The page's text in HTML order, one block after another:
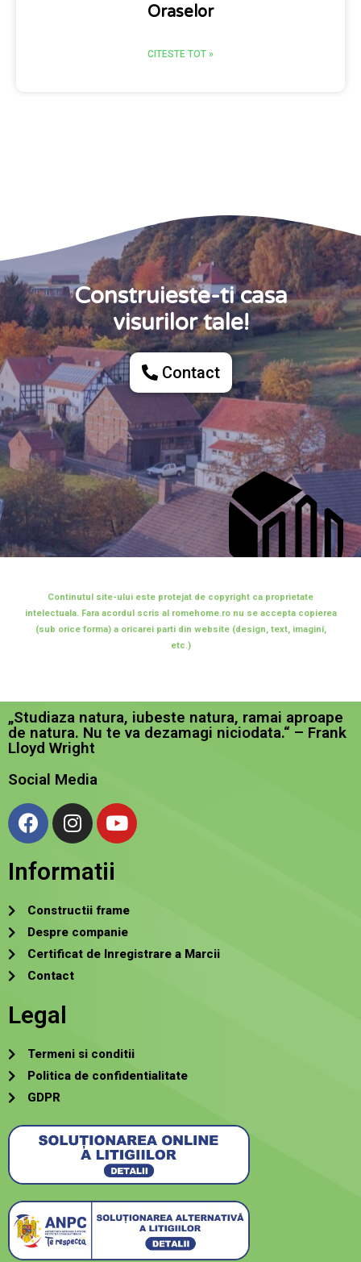
Oraselor
CITESTE TOT »
Construieste-ti casa
visurilor tale!
Contact
Continutul site-ului este protejat de copyright ca proprietate
intelectuala. Fara acordul scris al romehome.ro nu se accepta copierea
(sub orice forma) a oricarei parti din website (design, text, imagini,
etc.)
„Studiaza natura, iubeste natura, ramai aproape
de natura. Nu te va dezamagi niciodata.“ – Frank
Lloyd Wright
Social Media
Informatii
Constructii frame
Despre companie
Certificat de Inregistrare a Marcii
Contact
Legal
Termeni si conditii
Politica de confidentialitate
GDPR